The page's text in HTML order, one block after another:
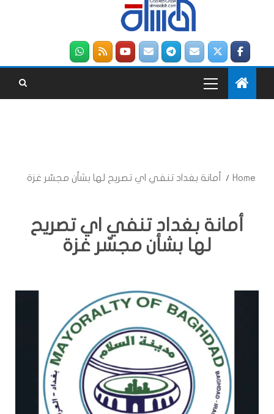
Home أمانة بغداد تنفي اي تصريح لها بشأن مجسّر غزة
أمانة بغداد تنفي اي تصريح
لها بشأن مجسّر غزة